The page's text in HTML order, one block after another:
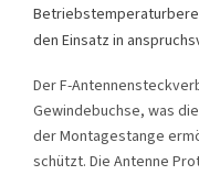
den Einsatz in
Der F-
Gewindebuchse, was
der Montagestange
schützt. Die Antenne